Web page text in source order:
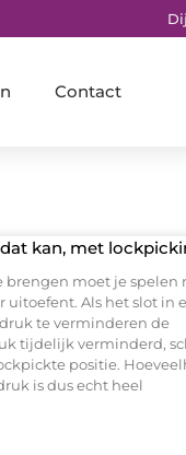
Contact
kan, met
moet je spelen
Als het slot in
te verminderen de
tijdelijk verminderd,
positie.
is dus echt heel